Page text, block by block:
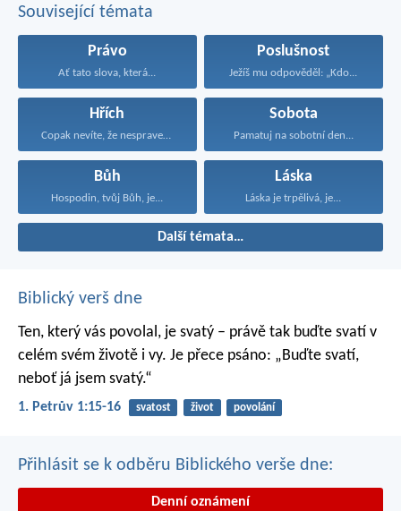
Související témata
Právo
Ať tato slova, která...
Poslušnost
Ježíš mu odpověděl: „Kdo...
Hřích
Copak nevíte, že nespravedliví...
Sobota
Pamatuj na sobotní den...
Bůh
Hospodin, tvůj Bůh, je...
Láska
Láska je trpělivá, je...
Další témata…
Biblický verš dne
Ten, který vás povolal, je svatý – právě tak buďte svatí v
celém svém životě i vy. Je přece psáno: „Buďte svatí,
neboť já jsem svatý.“
1. Petrův 1:15-16 svatost život povolání
Přihlásit se k odběru Biblického verše dne:
Denní oznámení